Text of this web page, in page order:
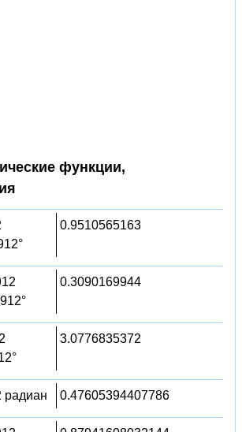
функции,
0.9510565163
0.3090169944
3.0776835372
радиан 0.47605394407786